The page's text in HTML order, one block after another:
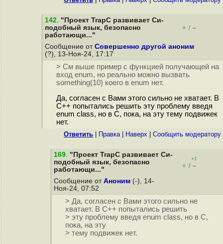
142. "Проект TrapC развивает Си-
подобный язык, безопасно
работающи..."
+ / –
Сообщение от Совершенно другой аноним
(?), 13-Ноя-24, 17:17
> См выше пример с функцией получающей на
вход enum, но реально можно вызвать
something(10) коего в enum нет.
Да, согласен с Вами этого сильно не хватает. В
C++ попытались решить эту проблему введя
enum class, но в C, пока, на эту тему подвижек
нет.
Ответить Правка| Наверх Cообщить модератору
169. "Проект TrapC развивает Си-
подобный язык, безопасно
работающи..."
+1
+ / –
Сообщение от Аноним (-), 14-
Ноя-24, 07:52
> Да, согласен с Вами этого сильно не
хватает. В C++ попытались решить
> эту проблему введя enum class, но в C,
пока, на эту
> тему подвижек нет.